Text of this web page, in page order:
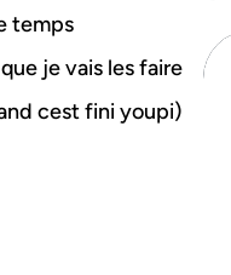
temps
je vais les faire
cest fini youpi)